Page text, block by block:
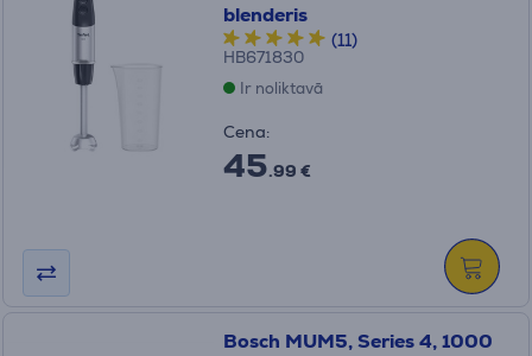
blenderis
(11)
HB671830
Ir noliktavā
Cena:
45.99 €
Bosch MUM5, Series 4, 1000